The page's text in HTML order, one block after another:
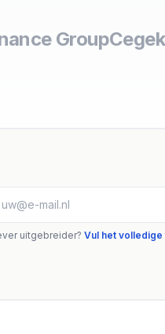
Group
uitgebreider?Vul het